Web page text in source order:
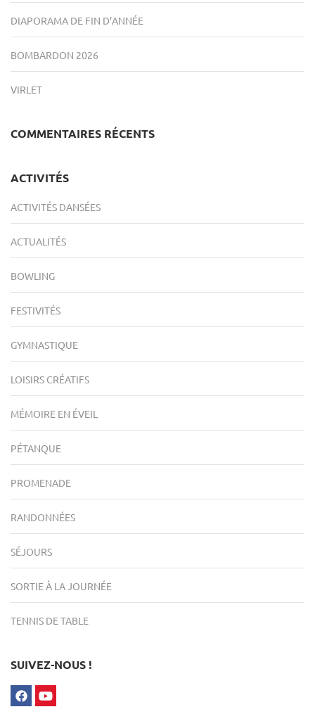
DIAPORAMA DE FIN D’ANNÉE
BOMBARDON 2026
VIRLET
COMMENTAIRES RÉCENTS
ACTIVITÉS
ACTIVITÉS DANSÉES
ACTUALITÉS
BOWLING
FESTIVITÉS
GYMNASTIQUE
LOISIRS CRÉATIFS
MÉMOIRE EN ÉVEIL
PÉTANQUE
PROMENADE
RANDONNÉES
SÉJOURS
SORTIE À LA JOURNÉE
TENNIS DE TABLE
SUIVEZ-NOUS !